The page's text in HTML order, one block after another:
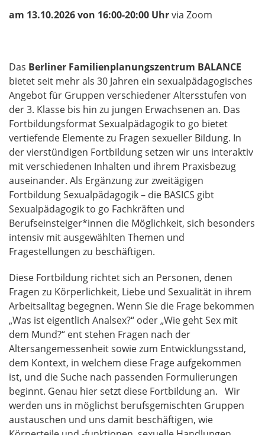
am 13.10.2026 von 16:00-20:00 Uhrvia Zoom
Das Berliner Familienplanungszentrum BALANCE
bietet seit mehr als 30 Jahren ein sexualpädagogisches
Angebot für Gruppen verschiedener Altersstufen von
der 3. Klasse bis hin zu jungen Erwachsenen an. Das
Fortbildungsformat Sexualpädagogik to go bietet
vertiefende Elemente zu Fragen sexueller Bildung. In
der vierstündigen Fortbildung setzen wir uns interaktiv
mit verschiedenen Inhalten und ihrem Praxisbezug
auseinander. Als Ergänzung zur zweitägigen
Fortbildung Sexualpädagogik – die BASICS gibt
Sexualpädagogik to go Fachkräften und
Berufseinsteiger*innen die Möglichkeit, sich besonders
intensiv mit ausgewählten Themen und
Fragestellungen zu beschäftigen.
Diese Fortbildung richtet sich an Personen, denen
Fragen zu Körperlichkeit, Liebe und Sexualität in ihrem
Arbeitsalltag begegnen. Wenn Sie die Frage bekommen
„Was ist eigentlich Analsex?“ oder „Wie geht Sex mit
dem Mund?“ ent stehen Fragen nach der
Altersangemessenheit sowie zum Entwicklungsstand,
dem Kontext, in welchem diese Frage aufgekommen
ist, und die Suche nach passenden Formulierungen
beginnt. Genau hier setzt diese Fortbildung an. Wir
werden uns in möglichst berufsgemischten Gruppen
austauschen und uns damit beschäftigen, wie